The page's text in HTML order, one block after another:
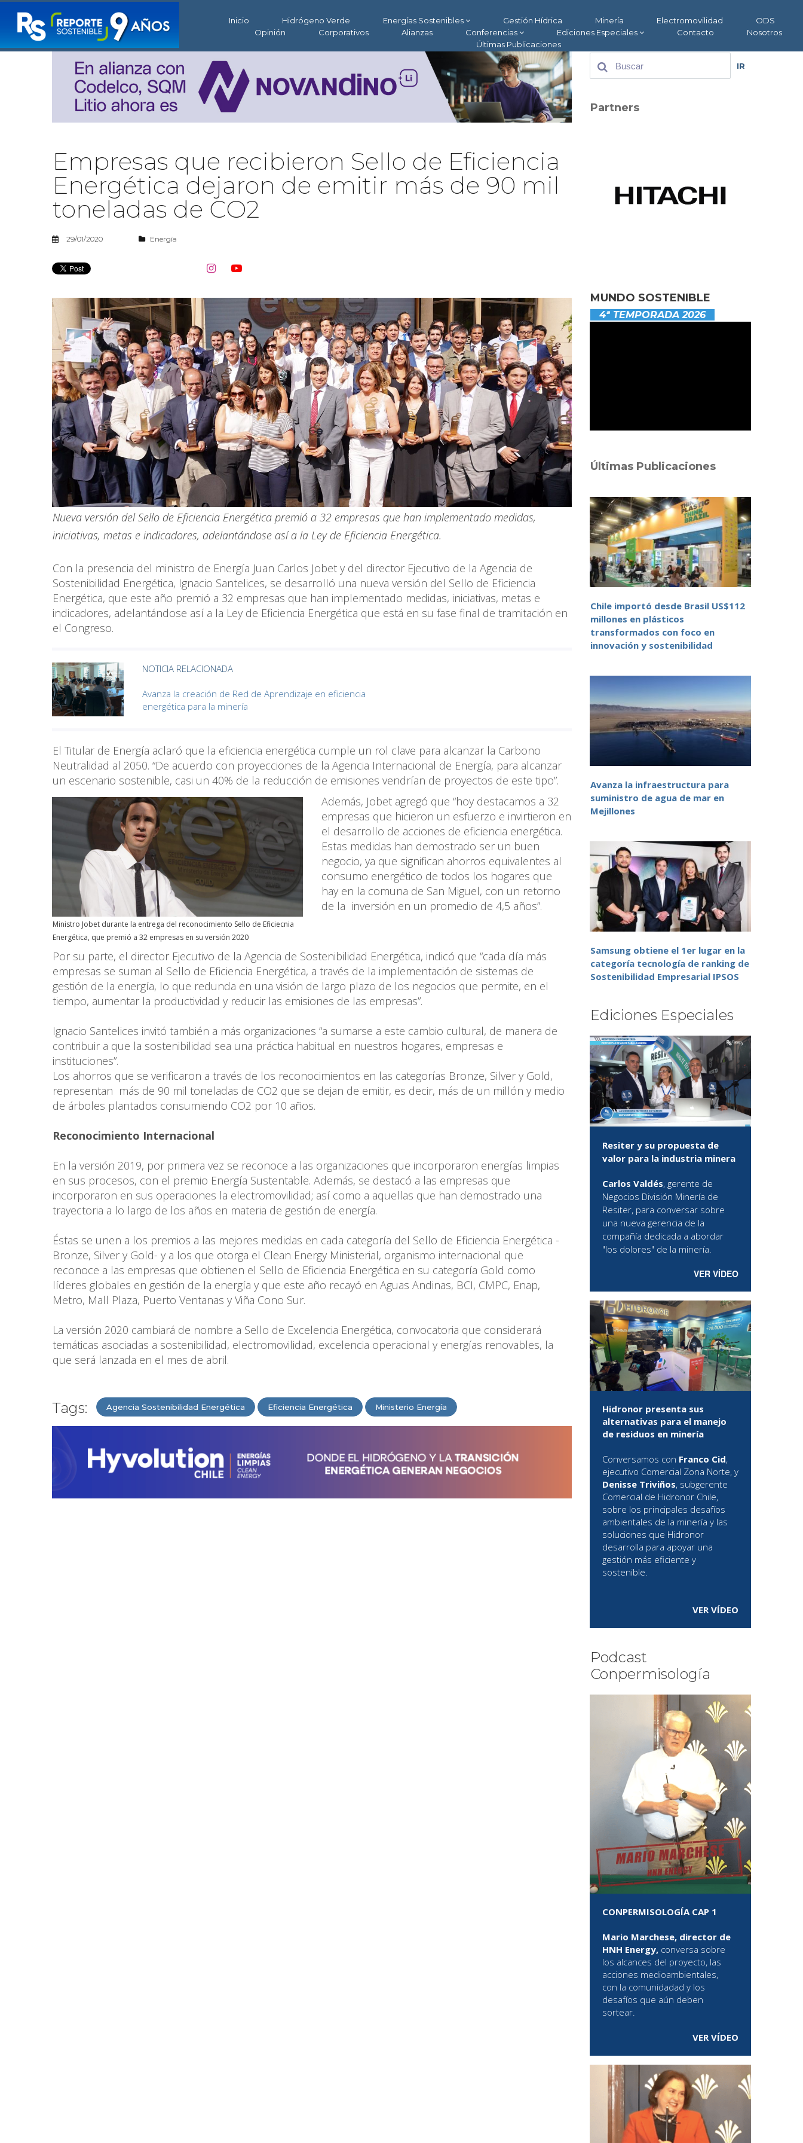
Inicio Hidrógeno Verde Energías Sostenibles Gestión Hídrica Minería Electromovilidad
ODS
Opinión
Corporativos Alianzas Conferencias Ediciones Especiales Contacto
Nosotros
Últimas Publicaciones
Empresas que recibieron Sello de Eficiencia
Energética dejaron de emitir más de 90 mil
toneladas de CO2
29/01/2020 Energía
 
Nueva versión del Sello de Eficiencia Energética premió a 32 empresas que han implementado medidas,
iniciativas, metas e indicadores, adelantándose así a la Ley de Eficiencia Energética.
Con la presencia del ministro de Energía Juan Carlos Jobet y del director Ejecutivo de la Agencia de
Sostenibilidad Energética, Ignacio Santelices, se desarrolló una nueva versión del Sello de Eficiencia
Energética, que este año premió a 32 empresas que han implementado medidas, iniciativas, metas e
indicadores, adelantándose así a la Ley de Eficiencia Energética que está en su fase final de tramitación en
el Congreso.
NOTICIA RELACIONADA
Avanza la creación de Red de Aprendizaje en eficiencia
energética para la minería
El Titular de Energía aclaró que la eficiencia energética cumple un rol clave para alcanzar la Carbono
Neutralidad al 2050. “De acuerdo con proyecciones de la Agencia Internacional de Energía, para alcanzar
un escenario sostenible, casi un 40% de la reducción de emisiones vendrían de proyectos de este tipo”.
Ministro Jobet durante la entrega del reconocimiento Sello de Eficiecnia
Energética, que premió a 32 empresas en su versión 2020
Además, Jobet agregó que “hoy destacamos a 32
empresas que hicieron un esfuerzo e invirtieron en
el desarrollo de acciones de eficiencia energética.
Estas medidas han demostrado ser un buen
negocio, ya que significan ahorros equivalentes al
consumo energético de todos los hogares que
hay en la comuna de San Miguel, con un retorno
de la inversión en un promedio de 4,5 años”.
Por su parte, el director Ejecutivo de la Agencia de Sostenibilidad Energética, indicó que “cada día más
empresas se suman al Sello de Eficiencia Energética, a través de la implementación de sistemas de
gestión de la energía, lo que redunda en una visión de largo plazo de los negocios que permite, en el
tiempo, aumentar la productividad y reducir las emisiones de las empresas”.
Ignacio Santelices invitó también a más organizaciones “a sumarse a este cambio cultural, de manera de
contribuir a que la sostenibilidad sea una práctica habitual en nuestros hogares, empresas e
instituciones”.
Los ahorros que se verificaron a través de los reconocimientos en las categorías Bronze, Silver y Gold,
representan más de 90 mil toneladas de CO2 que se dejan de emitir, es decir, más de un millón y medio
de árboles plantados consumiendo CO2 por 10 años.
Reconocimiento Internacional
En la versión 2019, por primera vez se reconoce a las organizaciones que incorporaron energías limpias
en sus procesos, con el premio Energía Sustentable. Además, se destacó a las empresas que
incorporaron en sus operaciones la electromovilidad; así como a aquellas que han demostrado una
trayectoria a lo largo de los años en materia de gestión de energía.
Éstas se unen a los premios a las mejores medidas en cada categoría del Sello de Eficiencia Energética -
Bronze, Silver y Gold- y a los que otorga el Clean Energy Ministerial, organismo internacional que
reconoce a las empresas que obtienen el Sello de Eficiencia Energética en su categoría Gold como
líderes globales en gestión de la energía y que este año recayó en Aguas Andinas, BCI, CMPC, Enap,
Metro, Mall Plaza, Puerto Ventanas y Viña Cono Sur.
La versión 2020 cambiará de nombre a Sello de Excelencia Energética, convocatoria que considerará
temáticas asociadas a sostenibilidad, electromovilidad, excelencia operacional y energías renovables, la
que será lanzada en el mes de abril.
Tags: Agencia Sostenibilidad Energética Eficiencia Energética Ministerio Energía
IR
Partners
MUNDO SOSTENIBLE
4ª TEMPORADA 2026
Últimas Publicaciones
Chile importó desde Brasil US$112
millones en plásticos
transformados con foco en
innovación y sostenibilidad
Avanza la infraestructura para
suministro de agua de mar en
Mejillones
Samsung obtiene el 1er lugar en la
categoría tecnología de ranking de
Sostenibilidad Empresarial IPSOS
Ediciones Especiales
Resiter y su propuesta de
valor para la industria minera
Carlos Valdés, gerente de
Negocios División Minería de
Resiter, para conversar sobre
una nueva gerencia de la
compañía dedicada a abordar
"los dolores" de la minería.
VER VÍDEO
Hidronor presenta sus
alternativas para el manejo
de residuos en minería
Conversamos con Franco Cid,
ejecutivo Comercial Zona Norte, y
Denisse Triviños, subgerente
Comercial de Hidronor Chile,
sobre los principales desafíos
ambientales de la minería y las
soluciones que Hidronor
desarrolla para apoyar una
gestión más eficiente y
sostenible.
VER VÍDEO
Podcast
Conpermisología
CONPERMISOLOGÍA CAP 1
Mario Marchese, director de
HNH Energy, conversa sobre
los alcances del proyecto, las
acciones medioambientales,
con la comunidadad y los
desafíos que aún deben
sortear.
VER VÍDEO